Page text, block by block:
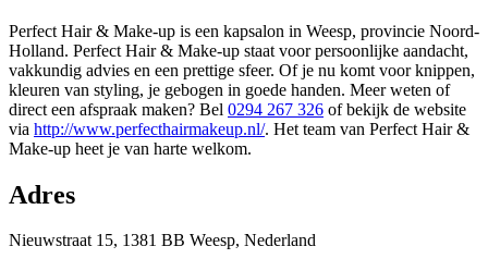
Perfect Hair & Make-up is een kapsalon in Weesp, provincie Noord-
Holland. Perfect Hair & Make-up staat voor persoonlijke aandacht,
vakkundig advies en een prettige sfeer. Of je nu komt voor knippen,
kleuren van styling, je gebogen in goede handen. Meer weten of
direct een afspraak maken? Bel 0294 267 326 of bekijk de website
via http://www.perfecthairmakeup.nl/. Het team van Perfect Hair &
Make-up heet je van harte welkom.
Adres
Nieuwstraat 15, 1381 BB Weesp, Nederland